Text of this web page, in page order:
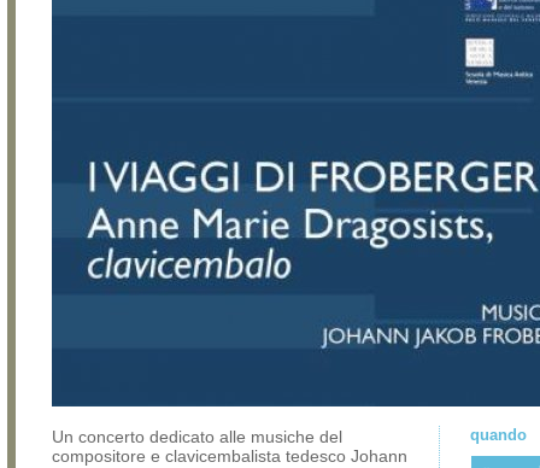
Un concerto dedicato alle musiche del
compositore e clavicembalista tedesco Johann
quando